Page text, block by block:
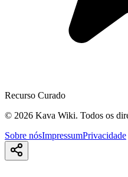
Recurso Curado
© 2026 Kava Wiki. Todos os
Sobre nósImpressumPrivacidade